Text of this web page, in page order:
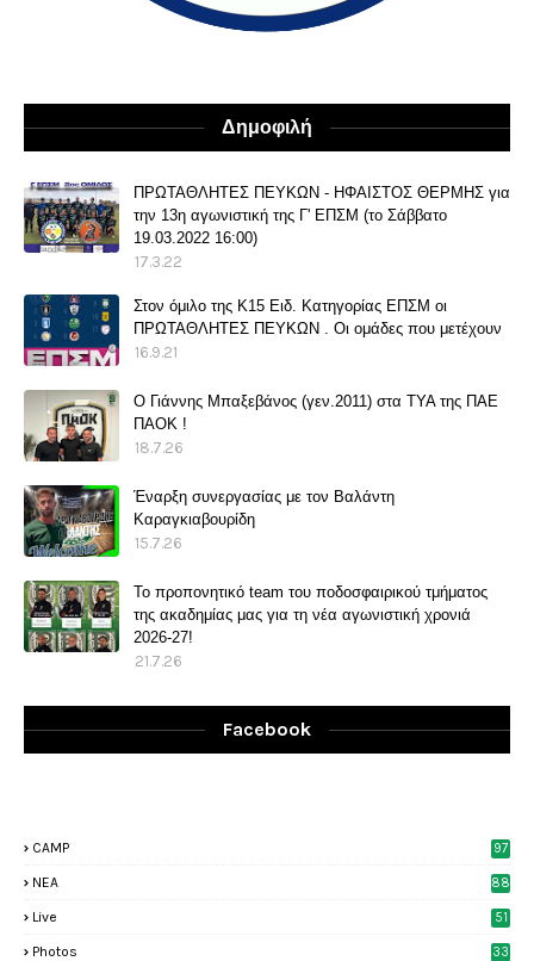
Δημοφιλή
ΠΡΩΤΑΘΛΗΤΕΣ ΠΕΥΚΩΝ - ΗΦΑΙΣΤΟΣ ΘΕΡΜΗΣ για
την 13η αγωνιστική της Γ' ΕΠΣΜ (το Σάββατο
19.03.2022 16:00)
17.3.22
Στον όμιλο της Κ15 Ειδ. Κατηγορίας ΕΠΣΜ οι
ΠΡΩΤΑΘΛΗΤΕΣ ΠΕΥΚΩΝ . Οι ομάδες που μετέχουν
16.9.21
O Γιάννης Μπαξεβάνος (γεν.2011) στα ΤΥΑ της ΠΑΕ
ΠΑΟΚ !
18.7.26
Έναρξη συνεργασίας με τον Βαλάντη
Καραγκιαβουρίδη
15.7.26
Το προπονητικό team του ποδοσφαιρικού τμήματος
της ακαδημίας μας για τη νέα αγωνιστική χρονιά
2026-27!
21.7.26
Facebook
CAMP 97
NEA 88
Live 51
Photos 33